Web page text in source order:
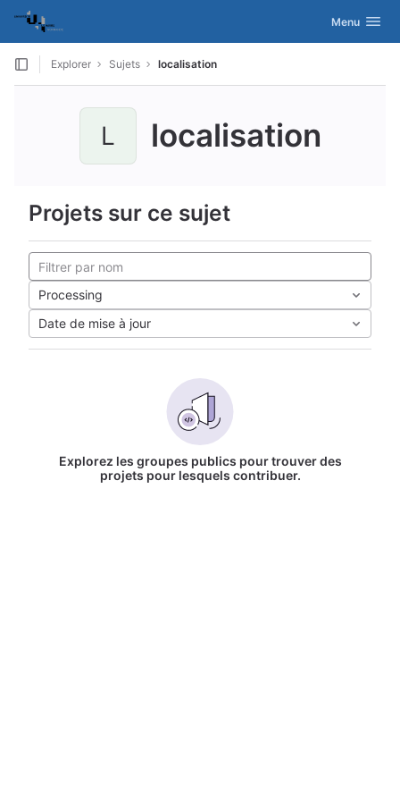
Skip to content
GitLab Activer/
Menu
Explorer Sujets localisation
L localisation
Projets sur ce sujet
Processing
Date de mise à jour
Explorez les groupes publics pour trouver des
projets pour lesquels contribuer.